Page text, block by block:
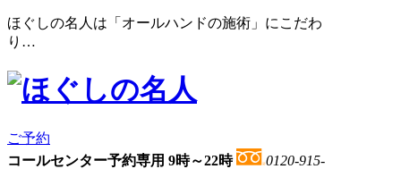
ほぐしの名人は「オールハンドの施術」にこだわ
り…
ご予約
コールセンター予約専用 9時～22時
0120-915-